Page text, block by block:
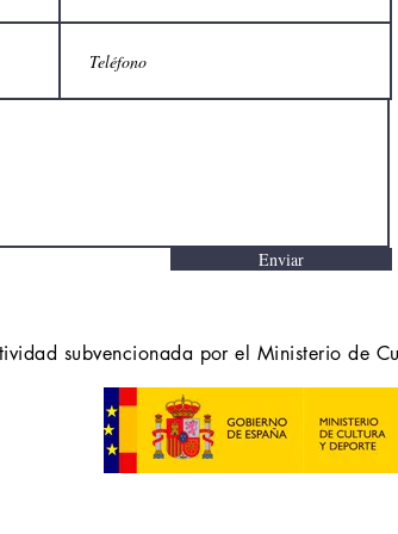
Enviar
subvencionada por el Ministerio de